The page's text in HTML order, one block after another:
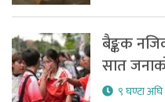
बैङ्कक
सात
९ घण्टा अघि